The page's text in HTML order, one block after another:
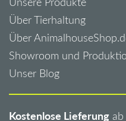
Über Tierhaltung
Über
Showroom und
Unser Blog
Kostenlose Lieferung